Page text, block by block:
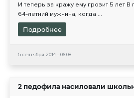
И теперь за кражу ему грозит 5 лет
64-летний мужчина, когда ...
Подробнее
5 сентября 2014 - 06:08
2 педофила насиловали